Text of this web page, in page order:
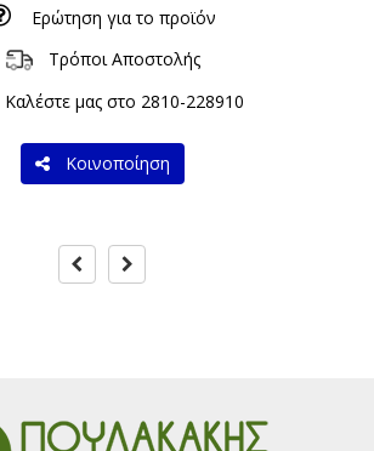
Ερώτηση για το προϊόν
Τρόποι Αποστολής
Καλέστε μας στο 2810-228910
Κοινοποίηση